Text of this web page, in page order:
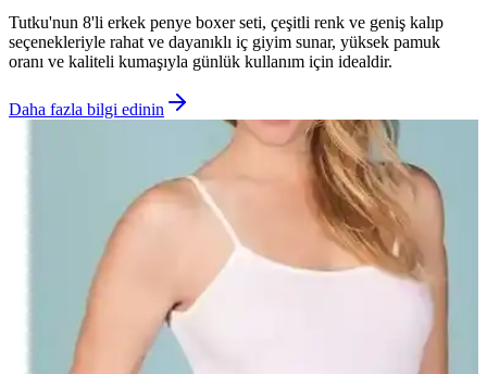
Tutku'nun 8'li erkek penye boxer seti, çeşitli renk ve geniş kalıp
seçenekleriyle rahat ve dayanıklı iç giyim sunar, yüksek pamuk
oranı ve kaliteli kumaşıyla günlük kullanım için idealdir.
Daha fazla bilgi edinin